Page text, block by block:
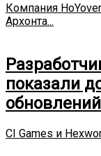
Компания
Архонта...
показали
CI Games и